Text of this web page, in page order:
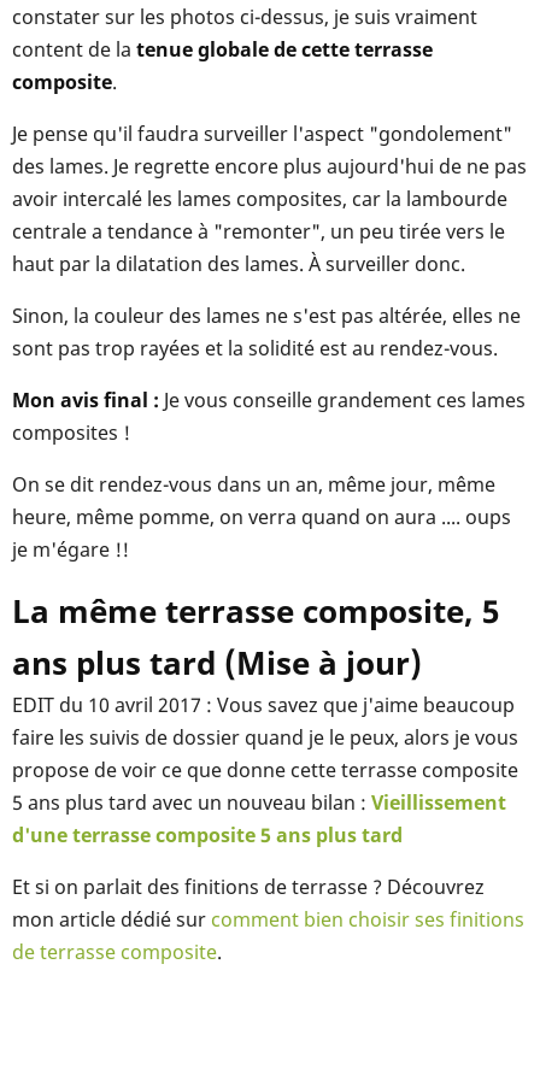
constater sur les photos ci-dessus, je suis vraiment
content de la tenue globale de cette terrasse
composite.
Je pense qu'il faudra surveiller l'aspect "gondolement"
des lames. Je regrette encore plus aujourd'hui de ne pas
avoir intercalé les lames composites, car la lambourde
centrale a tendance à "remonter", un peu tirée vers le
haut par la dilatation des lames. À surveiller donc.
Sinon, la couleur des lames ne s'est pas altérée, elles ne
sont pas trop rayées et la solidité est au rendez-vous.
Mon avis final : Je vous conseille grandement ces lames
composites !
On se dit rendez-vous dans un an, même jour, même
heure, même pomme, on verra quand on aura .... oups
je m'égare !!
La même terrasse composite, 5
ans plus tard (Mise à jour)
EDIT du 10 avril 2017 : Vous savez que j'aime beaucoup
faire les suivis de dossier quand je le peux, alors je vous
propose de voir ce que donne cette terrasse composite
5 ans plus tard avec un nouveau bilan : Vieillissement
d'une terrasse composite 5 ans plus tard
Et si on parlait des finitions de terrasse ? Découvrez
mon article dédié sur comment bien choisir ses finitions
de terrasse composite.